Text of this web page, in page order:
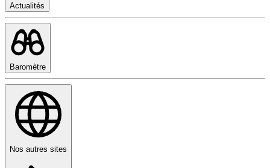
Actualités
Baromètre
Nos autres sites